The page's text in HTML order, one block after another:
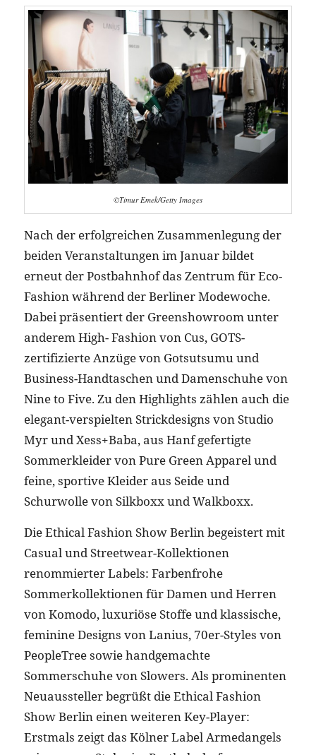
©Timur Emek/Getty Images
Nach der erfolgreichen Zusammenlegung der
beiden Veranstaltungen im Januar bildet
erneut der Postbahnhof das Zentrum für Eco-
Fashion während der Berliner Modewoche.
Dabei präsentiert der Greenshowroom unter
anderem High- Fashion von Cus, GOTS-
zertifizierte Anzüge von Gotsutsumu und
Business-Handtaschen und Damenschuhe von
Nine to Five. Zu den Highlights zählen auch die
elegant-verspielten Strickdesigns von Studio
Myr und Xess+Baba, aus Hanf gefertigte
Sommerkleider von Pure Green Apparel und
feine, sportive Kleider aus Seide und
Schurwolle von Silkboxx und Walkboxx.
Die Ethical Fashion Show Berlin begeistert mit
Casual und Streetwear-Kollektionen
renommierter Labels: Farbenfrohe
Sommerkollektionen für Damen und Herren
von Komodo, luxuriöse Stoffe und klassische,
feminine Designs von Lanius, 70er-Styles von
PeopleTree sowie handgemachte
Sommerschuhe von Slowers. Als prominenten
Neuaussteller begrüßt die Ethical Fashion
Show Berlin einen weiteren Key-Player:
Erstmals zeigt das Kölner Label Armedangels